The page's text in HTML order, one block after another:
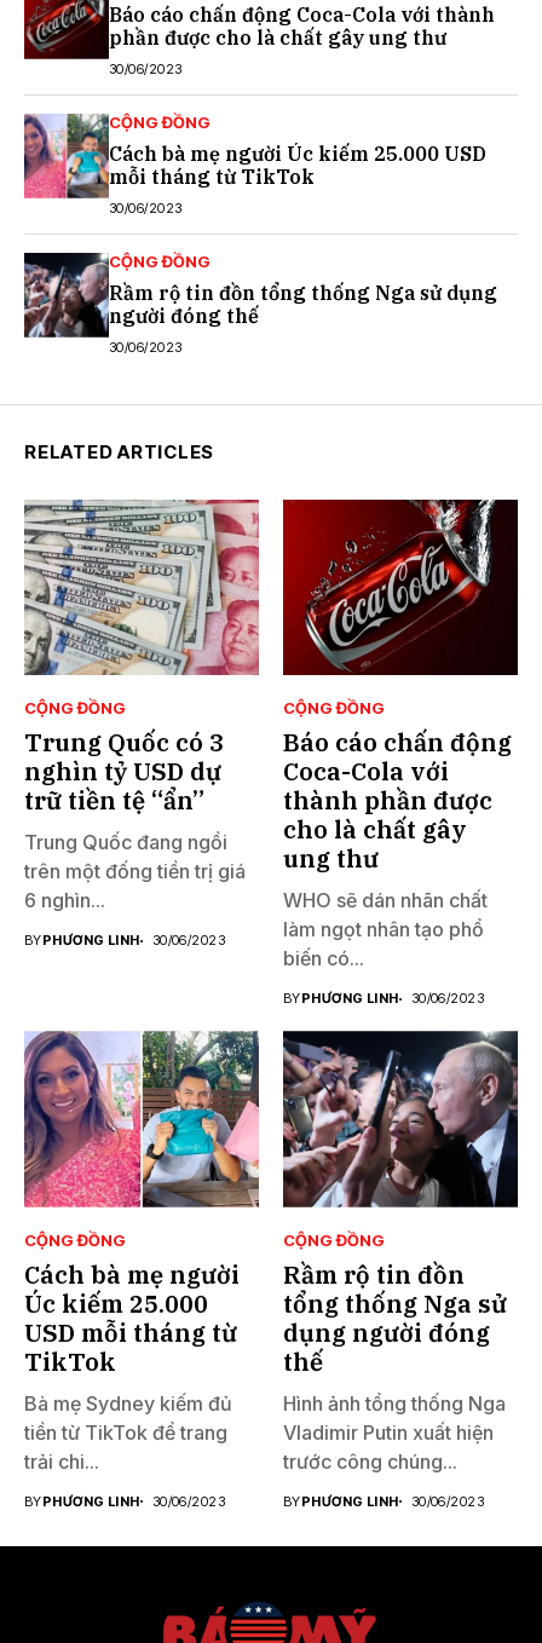
Báo cáo chấn động Coca-Cola với thành
phần được cho là chất gây ung thư
30/06/2023
CỘNG ĐỒNG
Cách bà mẹ người Úc kiếm 25.000 USD
mỗi tháng từ TikTok
30/06/2023
CỘNG ĐỒNG
Rầm rộ tin đồn tổng thống Nga sử dụng
người đóng thế
30/06/2023
RELATED ARTICLES
CỘNG ĐỒNG
Trung Quốc có 3
nghìn tỷ USD dự
trữ tiền tệ “ẩn”
Trung Quốc đang ngồi
trên một đống tiền trị giá
6 nghìn...
BYPHƯƠNG LINH 30/06/2023
CỘNG ĐỒNG
Báo cáo chấn động
Coca-Cola với
thành phần được
cho là chất gây
ung thư
WHO sẽ dán nhãn chất
làm ngọt nhân tạo phổ
biến có...
BYPHƯƠNG LINH 30/06/2023
CỘNG ĐỒNG
Cách bà mẹ người
Úc kiếm 25.000
USD mỗi tháng từ
TikTok
Bà mẹ Sydney kiếm đủ
tiền từ TikTok để trang
trải chi...
BYPHƯƠNG LINH 30/06/2023
CỘNG ĐỒNG
Rầm rộ tin đồn
tổng thống Nga sử
dụng người đóng
thế
Hình ảnh tổng thống Nga
Vladimir Putin xuất hiện
trước công chúng...
BYPHƯƠNG LINH 30/06/2023